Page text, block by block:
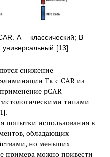
А – классический; B –
[13].
снижение
Тк с CAR из
pCAR
типами
попытки использования в
обладающих
но меньших
примера можно привести